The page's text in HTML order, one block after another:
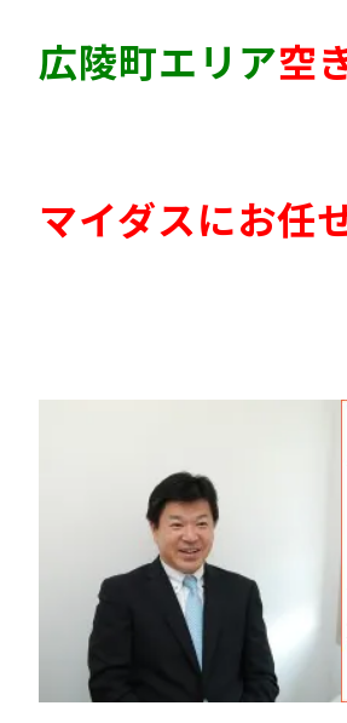
広陵町エリア空
マイダスにお任